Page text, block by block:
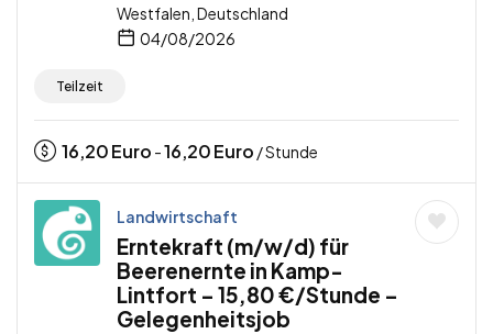
Westfalen, Deutschland
04/08/2026
Teilzeit
16,20Euro -16,20Euro / Stunde
Landwirtschaft
Erntekraft (m/w/d) für
Beerenernte in Kamp-
Lintfort – 15,80 €/Stunde –
Gelegenheitsjob